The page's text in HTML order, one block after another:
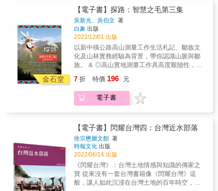
感經驗探索南島語族的韌性與生命力。」——
王長華（國立臺灣史前文化博物館館長）
岸山脈地區，也是台灣原住民人口第一大族
群，阿美族神話與傳說新版的增修，可提供更
為多元面向的文化史料與族群故事。 3.每一則
神話傳說故事，作者皆作分析與說明，使故事
的意義明朗易解。並對於同類型式的神話傳說
故事會作比較之研究，使故事內涵更明白易
懂。化藝術及語言復振，有系統發揚原住民族
的文化。 &
路徑常為崎嶇褶皺、斷崖崩地、纏結雜林，唯
有身歷其境始能撥揭詭祕驚豔、儀態萬千、美
少女般的神祕面紗。 & 艱辛之高山測量生活札
記，採「回憶錄」方式記述呈現， 期能拋磚引
玉，有志一同的參與，因「您我的小故事，必
將是未來歷史的結環及滋養」， 成為能掌握自
己命運，逢凶化吉，優遊大地的子民！ & 本書
又精選鄒族族人極少使用、幾近消失的族語，
以及鄒族傳統山林文化探索加以彙整，因若不
「智慧之毛」各集，皆融滲深厚的族語文化並
用盡心思規劃製編。本集《探路》將目前尚未
列入「鄒語詞典」之鄒語300詞彙、測量之歌，
融入書中，對教育部及原民會刻正積極推行的
「原住民傳統知識體系」之建構，更具極積正
金石堂
【電子書】探路：智慧之毛第三集
吳新光、吳伯文 著
白象 出版
2022/12/01 出版
以新中橫公路高山測量工作生活札記、鄒族文
化及山林實務經驗為背景，帶你認識山脈與鄒
族。 & ◎高山實地測量工作具高度艱險性，本
大自然萬象雜陳、各謀生機的山野叢林。 & ◎
本書有屬彌足珍貴的山林及文化實紀，可補足
制式教材在自然生態及動物保育上的缺漏，更
路徑常為崎嶇褶皺、斷崖崩地、纏結雜林，唯
有身歷其境始能撥揭詭祕驚豔、儀態萬千、美
少女般的神祕面紗。 & 艱辛之高山測量生活札
記，採「回憶錄」方式記述呈現， 期能拋磚引
玉，有志一同的參與，因「您我的小故事，必
將是未來歷史的結環及滋養」， 成為能掌握自
己命運，逢凶化吉，優遊大地的子民！ & 本書
又精選鄒族族人極少使用、幾近消失的族語，
7 折 特價 196 元
電子書
【電子書】閃耀台灣四：台灣近水部落
徐宗懋圖文館 著
時報文化 出版
2022/06/14 出版
《閃耀台灣》：台灣土地情感與知識的傳家之
寶 從來沒有一套台灣書籍像《閃耀台灣》這
般，讓人如此沉浸在台灣土地的百年時空，猶